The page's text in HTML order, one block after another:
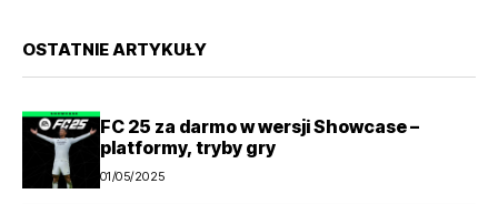
OSTATNIE ARTYKUŁY
FC 25 za darmo w wersji Showcase –
platformy, tryby gry
01/05/2025